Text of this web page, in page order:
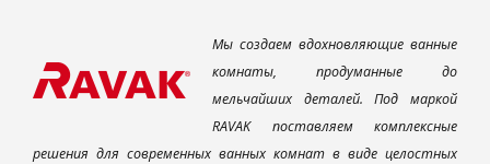
Мы создаем вдохновляющие ванные
комнаты, продуманные до
мельчайших деталей. Под маркой
RAVAK поставляем комплексные
решения для современных ванных комнат в виде целостных